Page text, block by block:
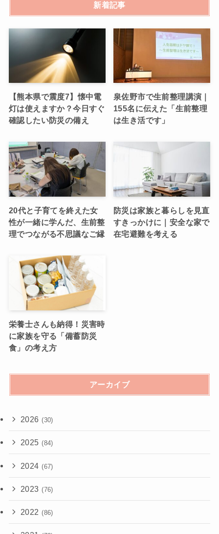
新着記事
【熊本県で震度7】懐中電
灯は使えますか？今日すぐ
確認したい防災の備え
泉佐野市で生前整理講演｜
155名に伝えた「生前整理
は生き活です」
20代と子育てを終えた女
性が一緒に学んだ、生前整
理でつながる不思議なご縁
防災は家族と暮らしを見直
すきっかけに｜安全な家で
在宅避難を考える
栄養士さんも納得！災害時
に家族を守る「備蓄防災
食」の考え方
アーカイブ
2026 (30)
2025 (84)
2024 (67)
2023 (76)
2022 (86)